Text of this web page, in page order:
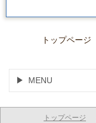
トップページ
MENU
トップページ